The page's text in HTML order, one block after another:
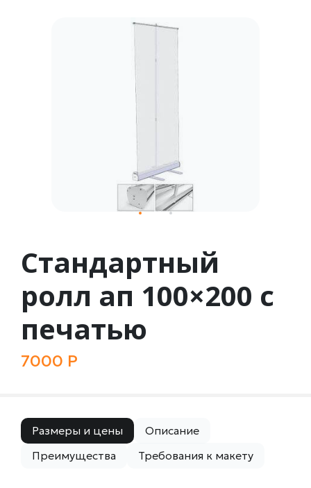
Стандартный
ролл ап 100×200 с
печатью
7000 Р
Размеры и цены
Описание
Преимущества
Требования к макету